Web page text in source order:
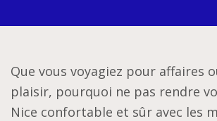
Que vous voyagiez pour affaires
plaisir, pourquoi ne pas rendre
Nice confortable et sûr avec les